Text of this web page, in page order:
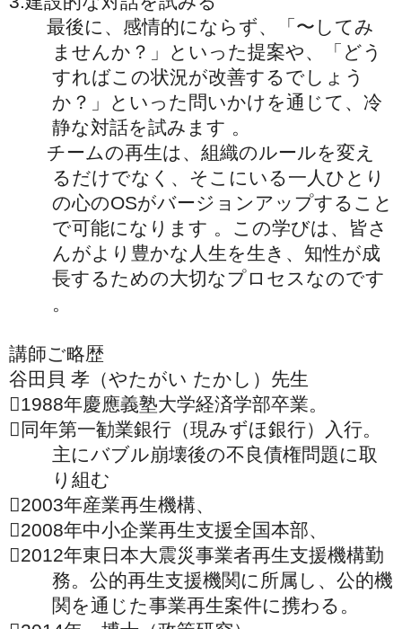
最後に、感情的にならず、「〜してみ
ませんか？」といった提案や、「どう
すればこの状況が改善するでしょう
か？」といった問いかけを通じて、冷
静な対話を試みます 。
チームの再生は、組織のルールを変え
るだけでなく、そこにいる一人ひとり
の心のOSがバージョンアップすること
で可能になります 。この学びは、皆さ
んがより豊かな人生を生き、知性が成
長するための大切なプロセスなのです
。
講師ご略歴
谷田貝 孝（やたがい たかし）先生
1988年慶應義塾大学経済学部卒業。
 同年第一勧業銀行（現みずほ銀行）入行。
主にバブル崩壊後の不良債権問題に取
り組む
2003年産業再生機構、
2008年中小企業再生支援全国本部、
2012年東日本大震災事業者再生支援機構勤
務。公的再生支援機関に所属し、公的機
関を通じた事業再生案件に携わる。